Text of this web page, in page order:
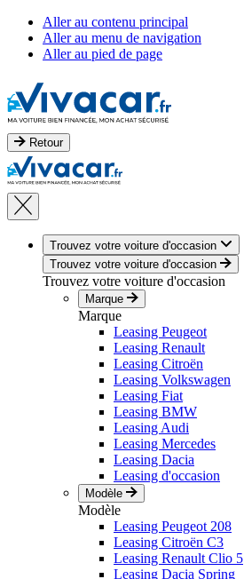
Aller au contenu principal
Aller au menu de navigation
Aller au pied de page
Retour
Trouvez votre voiture d'occasion
Trouvez votre voiture d'occasion
Trouvez votre voiture d'occasion
Marque
Marque
Leasing Peugeot
Leasing Renault
Leasing Citroën
Leasing Volkswagen
Leasing Fiat
Leasing BMW
Leasing Audi
Leasing Mercedes
Leasing Dacia
Leasing d'occasion
Modèle
Modèle
Leasing Peugeot 208
Leasing Citroën C3
Leasing Renault Clio 5
Leasing Dacia Spring